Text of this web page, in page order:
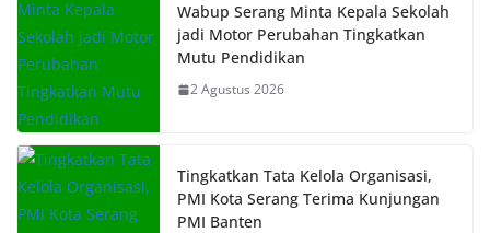
Wabup Serang Minta Kepala Sekolah
jadi Motor Perubahan Tingkatkan
Mutu Pendidikan
2 Agustus 2026
Tingkatkan Tata Kelola Organisasi,
PMI Kota Serang Terima Kunjungan
PMI Banten